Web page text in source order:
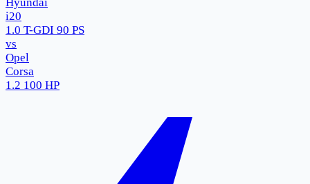
i20
1.0 T-GDI 90 PS
vs
Opel
Corsa
1.2 100 HP